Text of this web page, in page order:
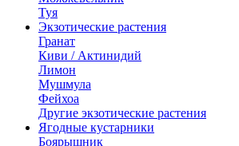
Туя
Экзотические растения
Гранат
Киви / Актинидий
Лимон
Мушмула
Фейхоа
Другие экзотические растения
Ягодные кустарники
Боярышник